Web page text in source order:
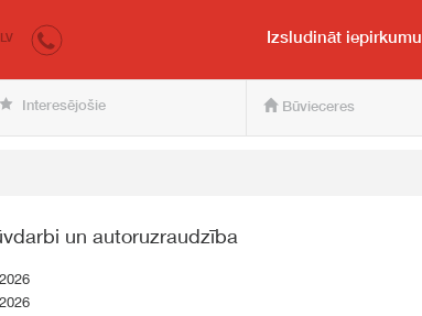
pircējam un pārdevējam
LV Izsludināt iepirkumu
Interesējošie Būvieceres
un autoruzraudzība